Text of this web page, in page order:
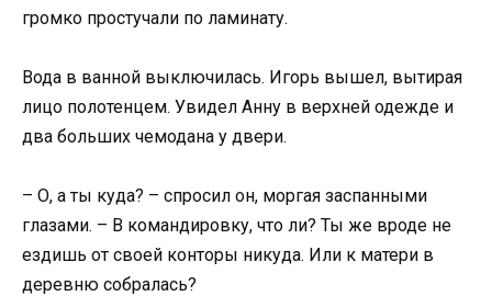
громко простучали по ламинату.
Вода в ванной выключилась. Игорь вышел, вытирая
лицо полотенцем. Увидел Анну в верхней одежде и
два больших чемодана у двери.
– О, а ты куда? – спросил он, моргая заспанными
глазами. – В командировку, что ли? Ты же вроде не
ездишь от своей конторы никуда. Или к матери в
деревню собралась?